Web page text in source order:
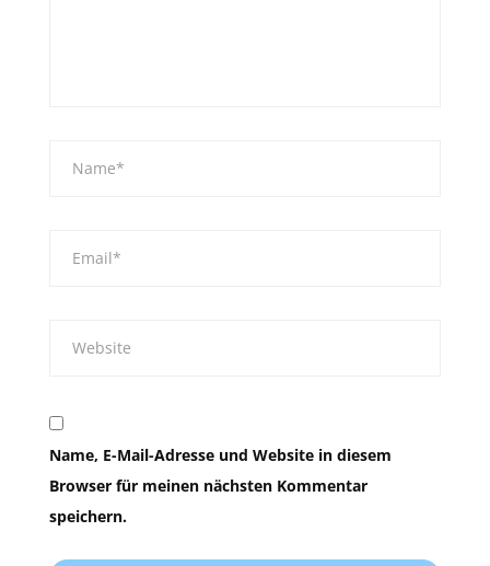
Name, E-Mail-Adresse und Website in diesem
Browser für meinen nächsten Kommentar
speichern.